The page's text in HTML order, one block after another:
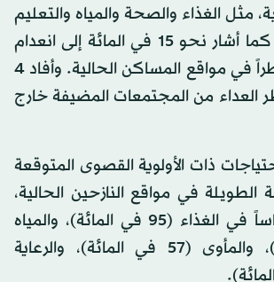
مثل الغذاء والصحة والمياه والتعليم
(98 في المائة)، كما أشار نحو 15 في المائة إلى انعدام
الأمن باعتباره خطراً في مواقع المساكن الحالية. وأفاد 4
العداء من المجتمعات المضيفة خارج
ذات الأولوية القصوى المتوقعة
الطويلة في مواقع النازحين الحالية،
فقد تحددت أساساً في الغذاء (95 في المائة)، والمياه
(60 في المائة)، والمأوى (57 في المائة)، والرعاية